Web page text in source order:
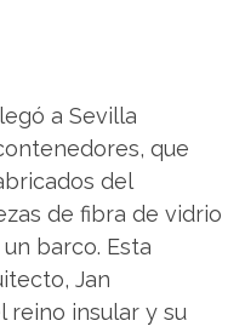
a Sevilla
que
del
de fibra de vidrio
barco. Esta
Jan
reino insular y su